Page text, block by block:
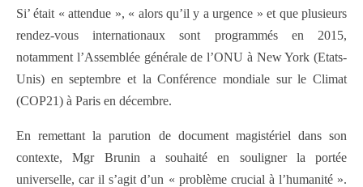
Si’ était « attendue », « alors qu’il y a urgence » et que plusieurs
rendez-vous internationaux sont programmés en 2015,
notamment l’Assemblée générale de l’ONU à New York (Etats-
Unis) en septembre et la Conférence mondiale sur le Climat
(COP21) à Paris en décembre.
En remettant la parution de document magistériel dans son
contexte, Mgr Brunin a souhaité en souligner la portée
universelle, car il s’agit d’un « problème crucial à l’humanité ».